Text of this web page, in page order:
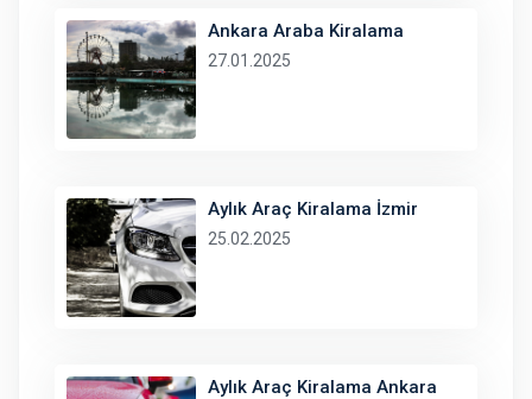
Ankara Araba Kiralama
27.01.2025
Aylık Araç Kiralama İzmir
25.02.2025
Aylık Araç Kiralama Ankara